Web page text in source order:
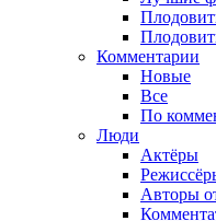
Комментарии
Новые
Все
По
Люди
Актёры
Авторы